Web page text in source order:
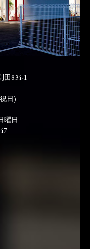
田834-1
日)
曜日